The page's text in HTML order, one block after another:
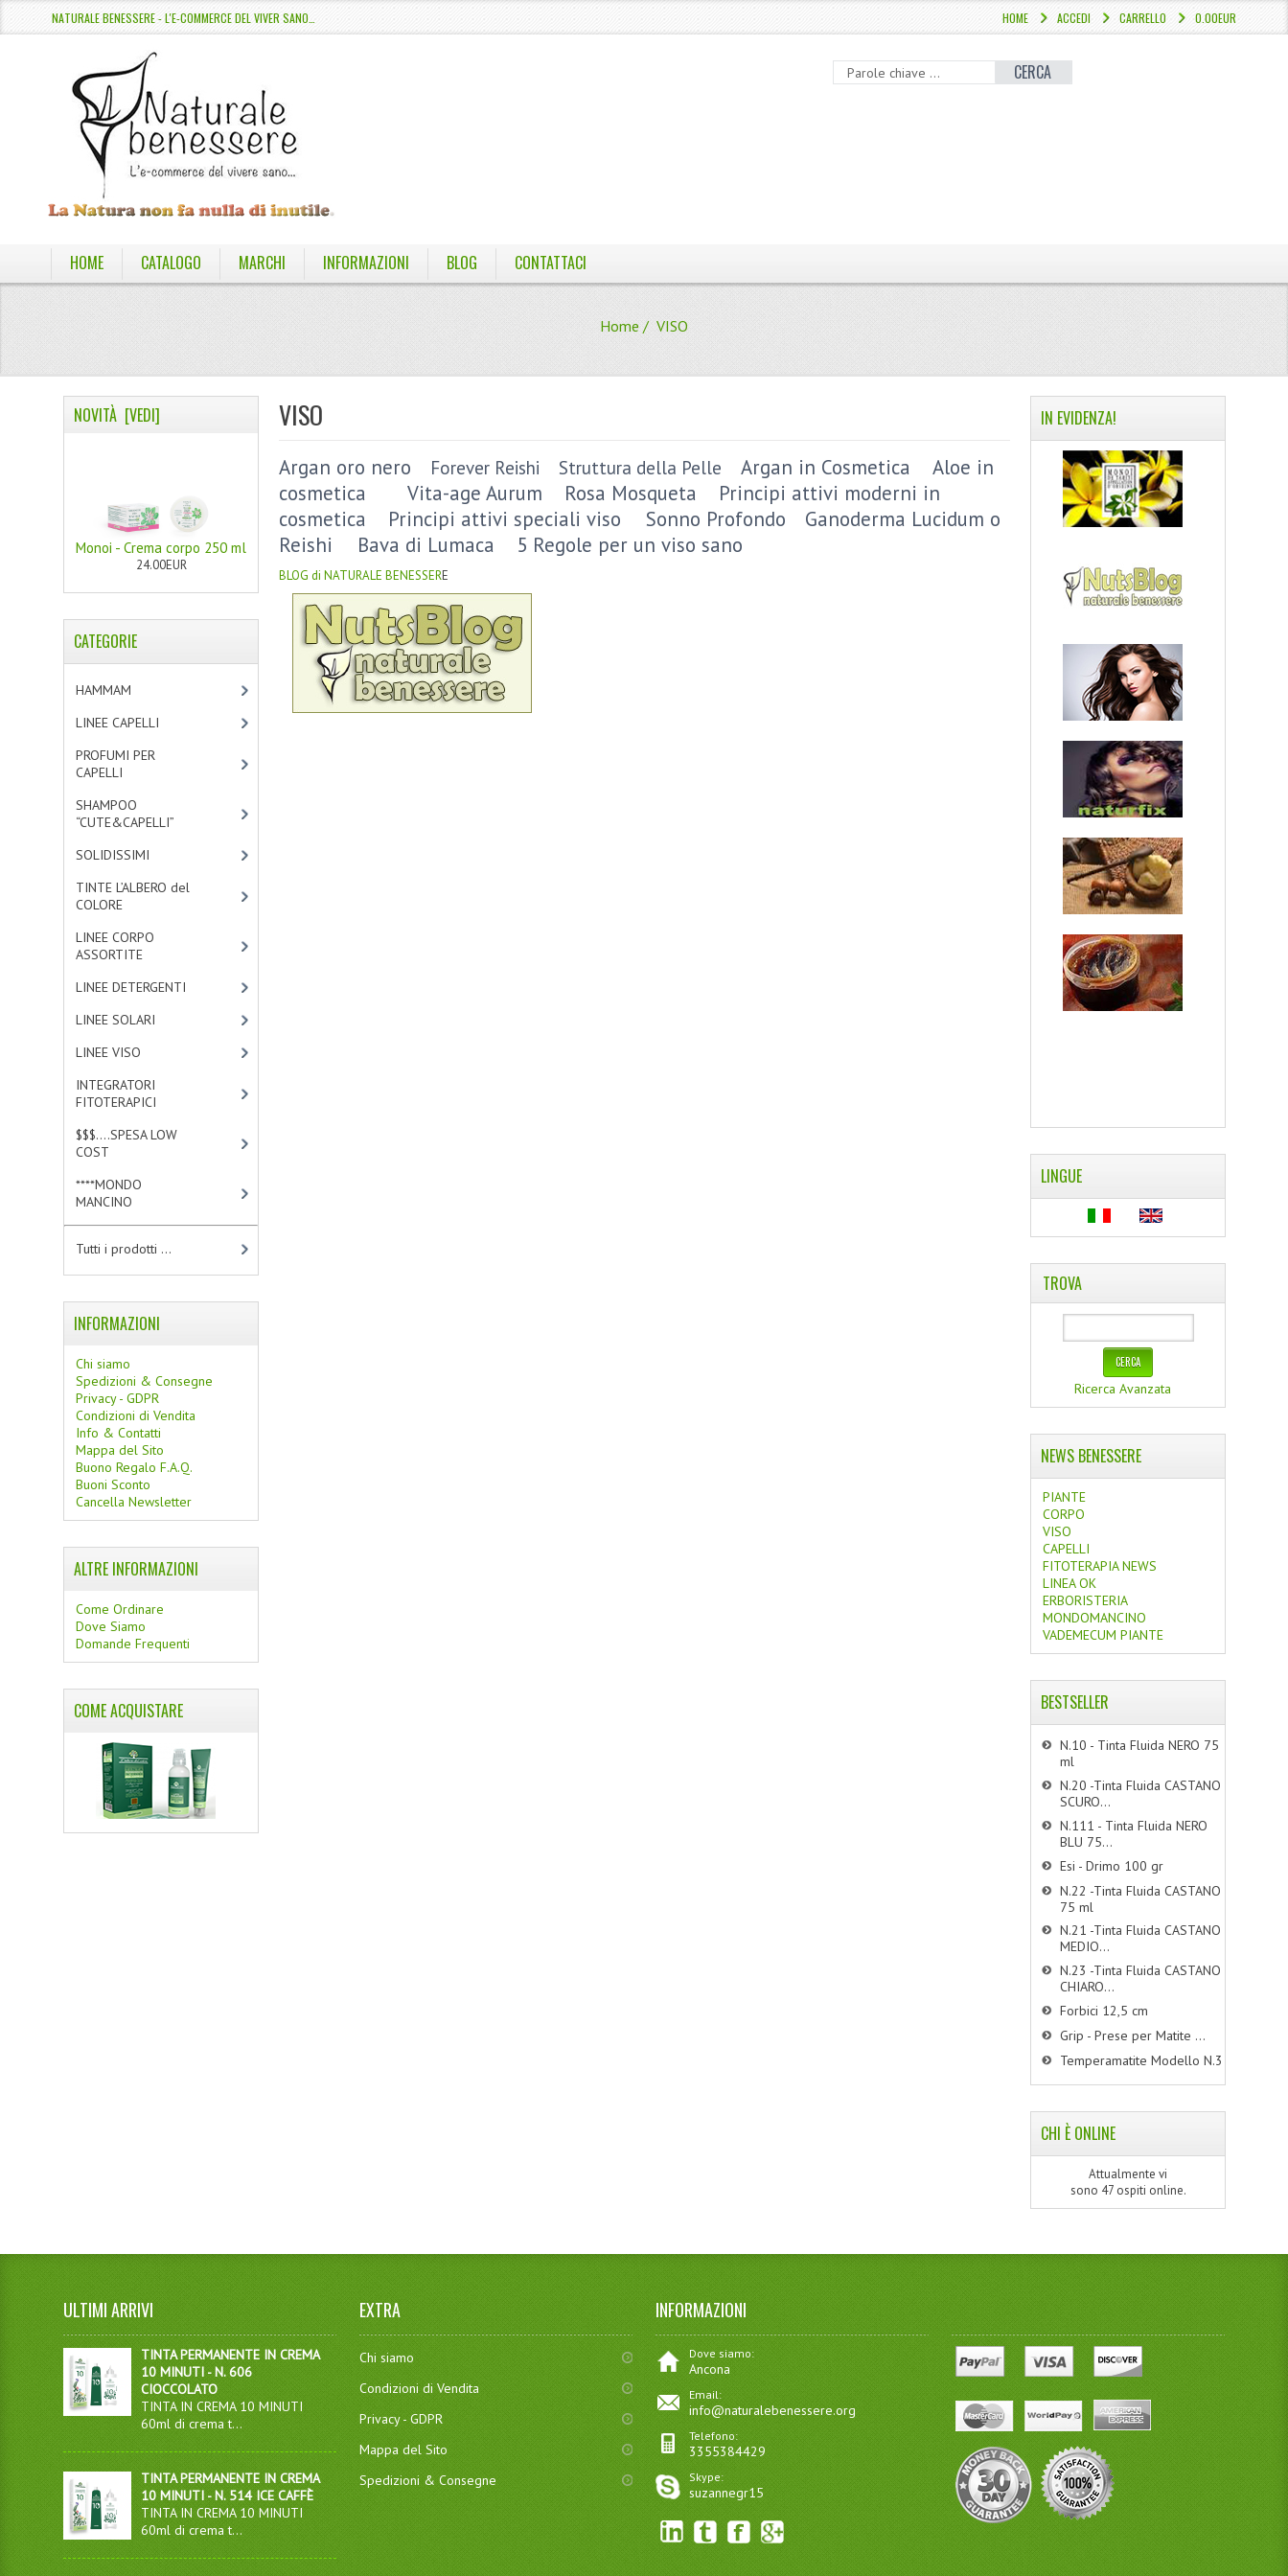
NATURALE BENESSERE - L'E-COMMERCE DEL VIVER SANO… 0.00EUR
CARRELLO
ACCEDI
HOME
CERCA
HOME CATALOGO MARCHI INFORMAZIONI BLOG CONTATTACI
Home / VISO
VISO
Argan oro nero Forever Reishi Struttura della Pelle Argan in Cosmetica
Aloe in
cosmetica
Vita-age Aurum Rosa Mosqueta
Principi attivi moderni in
cosmetica
Principi attivi speciali viso Sonno Profondo
Ganoderma Lucidum o
Reishi
Bava di Lumaca 5 Regole per un viso sano
BLOG di NATURALE BENESSERE
NOVITÀ [VEDI]
Monoi - Crema corpo 250 ml
24.00EUR
CATEGORIE
HAMMAM
LINEE CAPELLI
PROFUMI PER
CAPELLI
SHAMPOO
“CUTE&CAPELLI”
SOLIDISSIMI
TINTE L’ALBERO del
COLORE
LINEE CORPO
ASSORTITE
LINEE DETERGENTI
LINEE SOLARI
LINEE VISO
INTEGRATORI
FITOTERAPICI
$$$....SPESA LOW
COST
****MONDO
MANCINO
Tutti i prodotti ...
INFORMAZIONI
Chi siamo
Spedizioni & Consegne
Privacy - GDPR
Condizioni di Vendita
Info & Contatti
Mappa del Sito
Buono Regalo F.A.Q.
Buoni Sconto
Cancella Newsletter
ALTRE INFORMAZIONI
Come Ordinare
Dove Siamo
Domande Frequenti
COME ACQUISTARE
IN EVIDENZA!
LINGUE
TROVA
Ricerca Avanzata
NEWS BENESSERE
PIANTE
CORPO
VISO
CAPELLI
FITOTERAPIA NEWS
LINEA OK
ERBORISTERIA
MONDOMANCINO
VADEMECUM PIANTE
BESTSELLER
N.10 - Tinta Fluida NERO 75
ml
N.20 -Tinta Fluida CASTANO
SCURO...
N.111 - Tinta Fluida NERO
BLU 75...
Esi - Drimo 100 gr
N.22 -Tinta Fluida CASTANO
75 ml
N.21 -Tinta Fluida CASTANO
MEDIO...
N.23 -Tinta Fluida CASTANO
CHIARO...
Forbici 12,5 cm
Grip - Prese per Matite ...
Temperamatite Modello N.3
CHI È ONLINE
Attualmente vi
sono 47 ospiti online.
ULTIMI ARRIVI
TINTA PERMANENTE IN CREMA
10 MINUTI - N. 606
CIOCCOLATO
TINTA IN CREMA 10 MINUTI
60ml di crema t...
TINTA PERMANENTE IN CREMA
10 MINUTI - N. 514 ICE CAFFÈ
TINTA IN CREMA 10 MINUTI
60ml di crema t...
EXTRA
Chi siamo
Condizioni di Vendita
Privacy - GDPR
Mappa del Sito
Spedizioni & Consegne
INFORMAZIONI
Dove siamo:
Ancona
Email:
info@naturalebenessere.org
Telefono:
3355384429
Skype:
suzannegr15